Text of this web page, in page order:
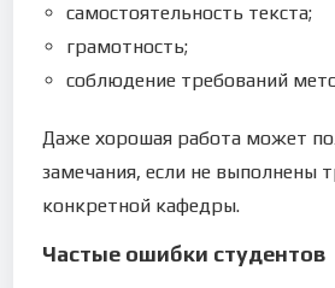
самостоятельность текста;
грамотность;
соблюдение требований
Даже хорошая работа может
замечания, если не выполнены
конкретной кафедры.
Частые ошибки студентов